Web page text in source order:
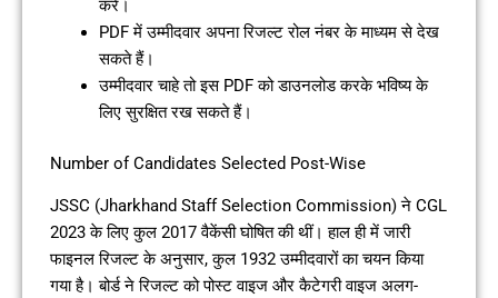
करें।
PDF में उम्मीदवार अपना रिजल्ट रोल नंबर के माध्यम से देख
सकते हैं।
उम्मीदवार चाहे तो इस PDF को डाउनलोड करके भविष्य के
लिए सुरक्षित रख सकते हैं।
Number of Candidates Selected Post-Wise
JSSC (Jharkhand Staff Selection Commission) ने CGL
2023 के लिए कुल 2017 वैकेंसी घोषित की थीं। हाल ही में जारी
फाइनल रिजल्ट के अनुसार, कुल 1932 उम्मीदवारों का चयन किया
गया है। बोर्ड ने रिजल्ट को पोस्ट वाइज और कैटेगरी वाइज अलग-